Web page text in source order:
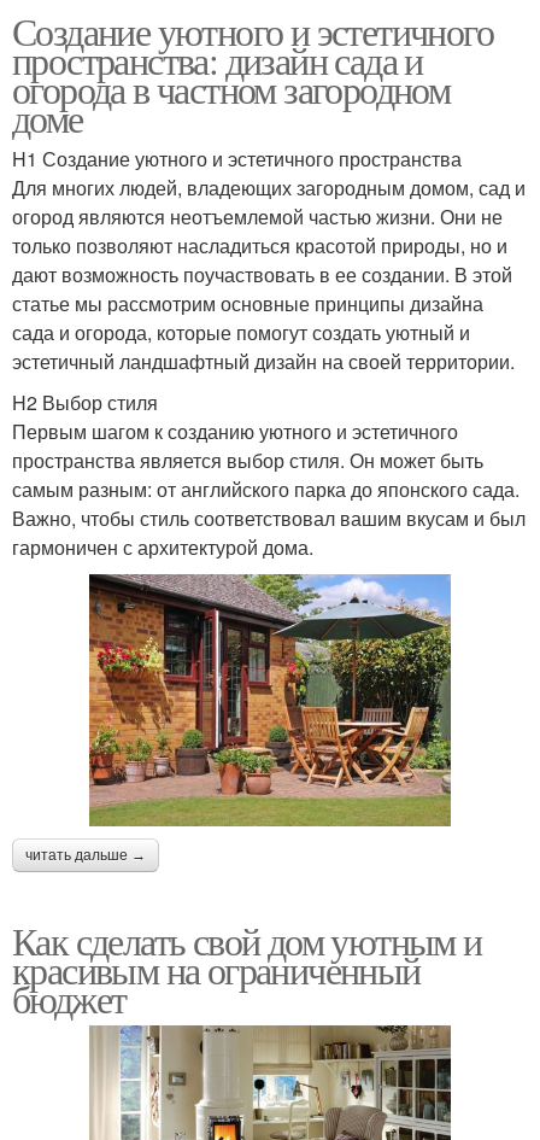
Создание уютного и эстетичного
пространства: дизайн сада и
огорода в частном загородном
доме
H1 Создание уютного и эстетичного пространства
Для многих людей, владеющих загородным домом, сад и
огород являются неотъемлемой частью жизни. Они не
только позволяют насладиться красотой природы, но и
дают возможность поучаствовать в ее создании. В этой
статье мы рассмотрим основные принципы дизайна
сада и огорода, которые помогут создать уютный и
эстетичный ландшафтный дизайн на своей территории.
H2 Выбор стиля
Первым шагом к созданию уютного и эстетичного
пространства является выбор стиля. Он может быть
самым разным: от английского парка до японского сада.
Важно, чтобы стиль соответствовал вашим вкусам и был
гармоничен с архитектурой дома.
читать дальше →
Как сделать свой дом уютным и
красивым на ограниченный
бюджет